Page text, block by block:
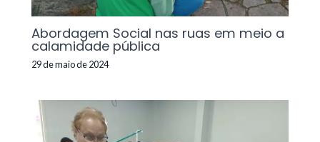
Abordagem Social nas ruas em meio a
calamidade pública
29 de maio de 2024